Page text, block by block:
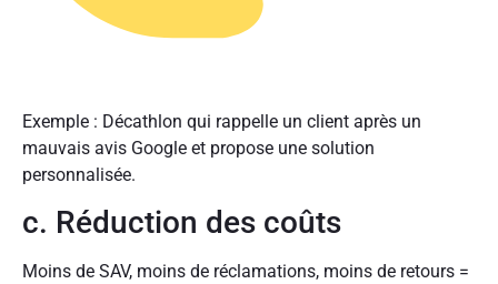
Exemple : Décathlon qui rappelle un client après un
mauvais avis Google et propose une solution
personnalisée.
c. Réduction des coûts
Moins de SAV, moins de réclamations, moins de retours =